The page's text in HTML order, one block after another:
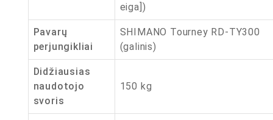
eiga])
Pavarų
perjungikliai
SHIMANO Tourney RD-TY300
(galinis)
Didžiausias
naudotojo
svoris
150 kg